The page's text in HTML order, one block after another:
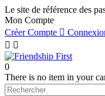
Le site de référence des
Mon Compte
Créer Compte 
 
0
There is no item in your